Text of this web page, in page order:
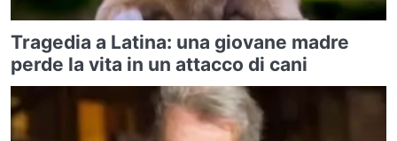
Tragedia a Latina: una giovane madre
perde la vita in un attacco di cani